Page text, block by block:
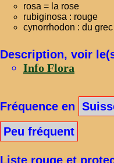
rosa = la rose
rubiginosa : rouge
cynorrhodon : du
Description, voir
Info Flora
Fréquence en
Peu fréquent
Liste rouge et